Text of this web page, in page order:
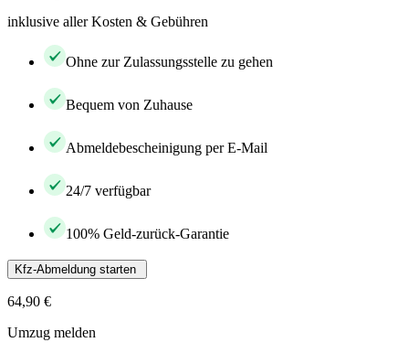
inklusive aller Kosten & Gebühren
Ohne zur Zulassungsstelle zu gehen
Bequem von Zuhause
Abmeldebescheinigung per E-Mail
24/7 verfügbar
100% Geld-zurück-Garantie
Kfz-Abmeldung starten
64,90 €
Umzug melden